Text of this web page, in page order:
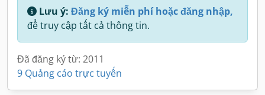
Lưu ý: Đăng ký miễn phí hoặc đăng nhập,
để truy cập tất cả thông tin.
Đã đăng ký từ: 2011
9 Quảng cáo trực tuyến